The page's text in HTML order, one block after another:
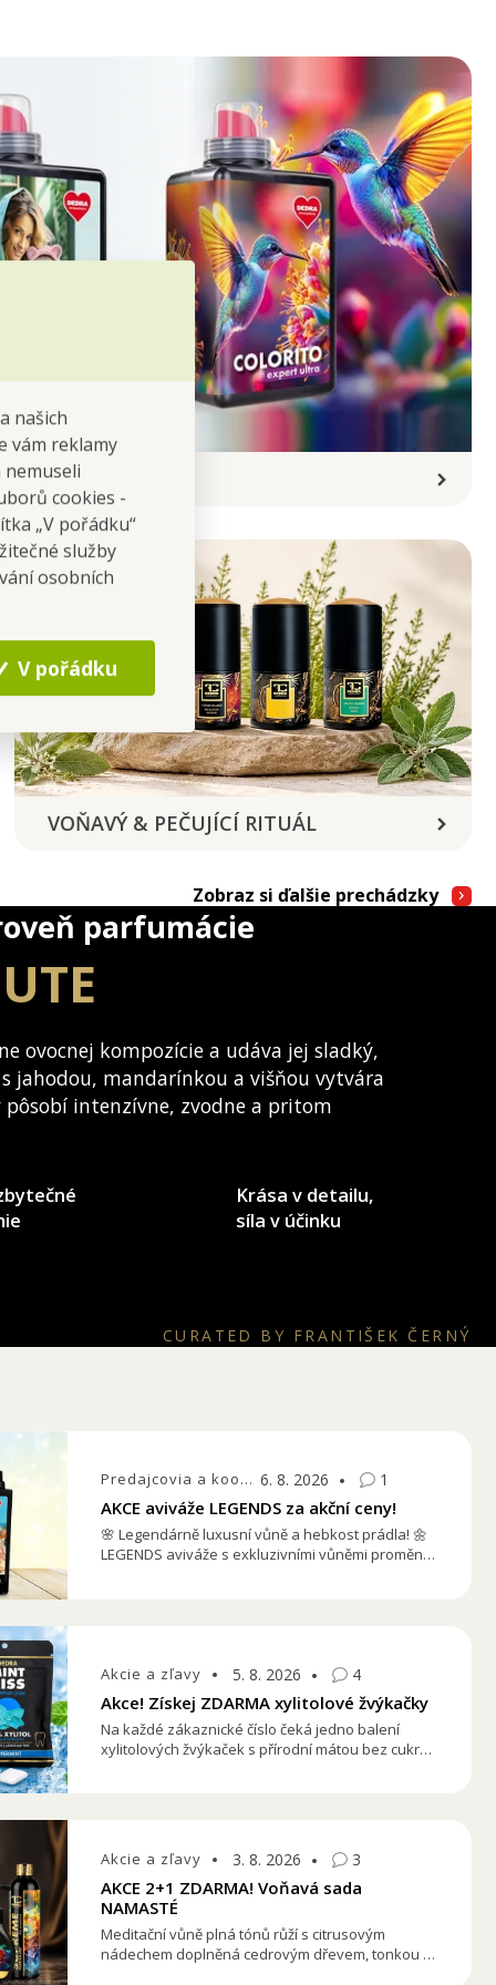
našich
vám reklamy
nemuseli
cookies -
„V pořádku“
služby
osobních
V pořádku
PRÁDLO
VOŇAVÝ & PEČUJÍCÍ RITUÁL
Zobraz si ďalšie prechádzky
CURATED BY FRANTIŠEK ČERNÝ
parfumácie
ovocnej kompozície a udáva jej sladký,
jahodou, mandarínkou a višňou vytvára
intenzívne, zvodne a pritom
Krása v detailu,
síla v účinku
Predajcovia a koordinátori 6. 8. 2026 1
AKCE aviváže LEGENDS za akční ceny!
🌸 Legendárně luxusní vůně a hebkost prádla! 🌼
LEGENDS aviváže s exkluzivními vůněmi promění
Akcie a zľavy 5. 8. 2026 4
Akce! Získej ZDARMA xylitolové žvýkačky
Na každé zákaznické číslo čeká jedno balení
xylitolových žvýkaček s přírodní mátou bez cukru
dříve ochutnáte.
Akcie a zľavy 3. 8. 2026 3
AKCE 2+1 ZDARMA! Voňavá sada
NAMASTÉ
Meditační vůně plná tónů růží s citrusovým
nádechem doplněná cedrovým dřevem, tonkou a